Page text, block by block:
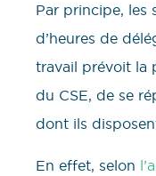
Par principe, les
d’heures de
travail prévoit la
du CSE, de se
dont ils
En effet, selon